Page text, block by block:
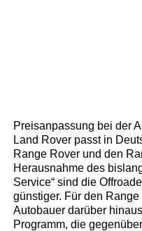
Preisanpassung bei der
Land Rover passt in
Range Rover und den
Herausnahme des
Service“ sind die
günstiger. Für den
Autobauer darüber
Programm, die